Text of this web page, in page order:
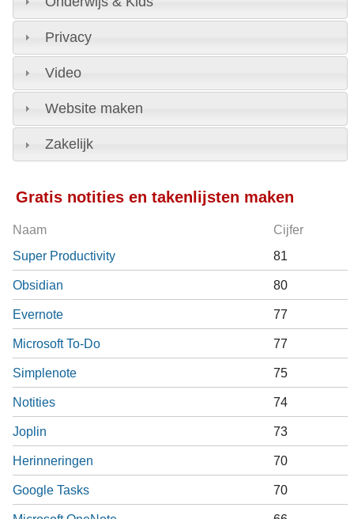
Privacy
Video
Website maken
Zakelijk
Gratis notities en takenlijsten maken
Naam Cijfer
Super Productivity 81
Obsidian 80
Evernote 77
Microsoft To-Do 77
Simplenote 75
Notities 74
Joplin 73
Herinneringen 70
Google Tasks 70